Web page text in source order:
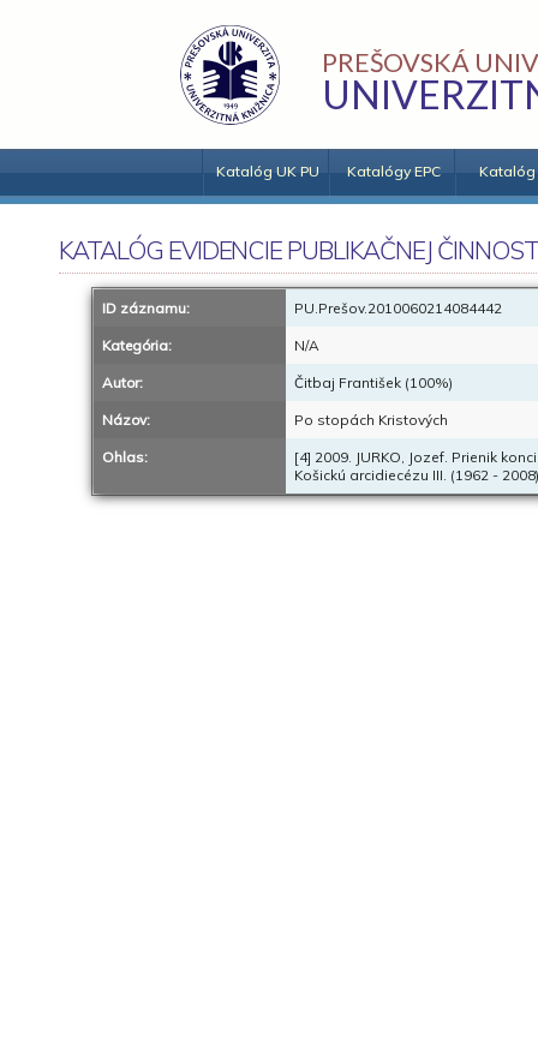
PREŠOVSKÁ
Katalóg UK PU Katalógy EPC Katalóg
KATALÓG EVIDENCIE PUBLIKAČNEJ
ID záznamu: PU.Prešov.2010060214084442
Kategória: N/A
Autor: Čitbaj František (100%)
Názov: Po stopách Kristových
Ohlas:
[4] 2009. JURKO, Jozef. Prienik
Košickú arcidiecézu III. (1962 -